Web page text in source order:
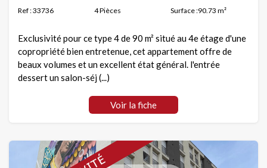
Ref : 33736 4 Pièces Surface :90.73 m²
Exclusivité pour ce type 4 de 90 m² situé au 4e étage d'une
copropriété bien entretenue, cet appartement offre de
beaux volumes et un excellent état général. l'entrée
dessert un salon-séj (...)
Voir la fiche